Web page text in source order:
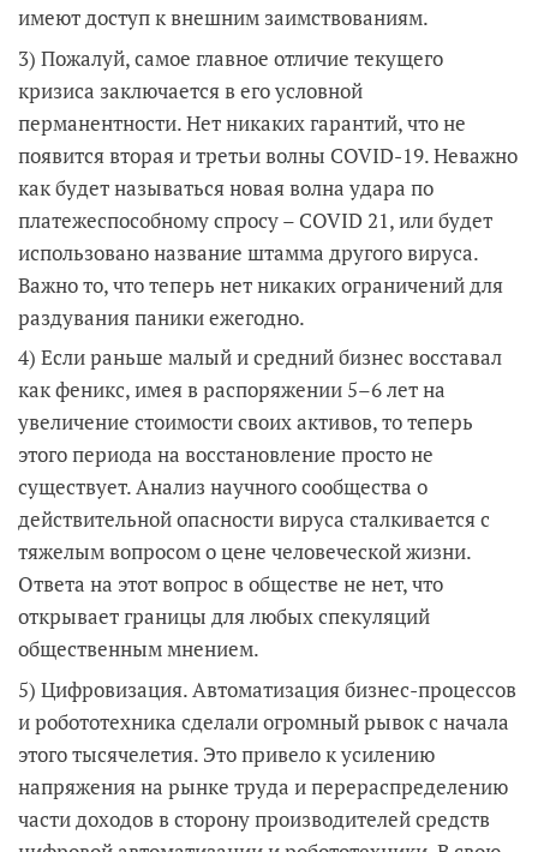
имеют доступ к внешним заимствованиям.
3) Пожалуй, самое главное отличие текущего
кризиса заключается в его условной
перманентности. Нет никаких гарантий, что не
появится вторая и третьи волны COVID-19. Неважно
как будет называться новая волна удара по
платежеспособному спросу – COVID 21, или будет
использовано название штамма другого вируса.
Важно то, что теперь нет никаких ограничений для
раздувания паники ежегодно.
4) Если раньше малый и средний бизнес восставал
как феникс, имея в распоряжении 5–6 лет на
увеличение стоимости своих активов, то теперь
этого периода на восстановление просто не
существует. Анализ научного сообщества о
действительной опасности вируса сталкивается с
тяжелым вопросом о цене человеческой жизни.
Ответа на этот вопрос в обществе не нет, что
открывает границы для любых спекуляций
общественным мнением.
5) Цифровизация. Автоматизация бизнес-процессов
и робототехника сделали огромный рывок с начала
этого тысячелетия. Это привело к усилению
напряжения на рынке труда и перераспределению
части доходов в сторону производителей средств